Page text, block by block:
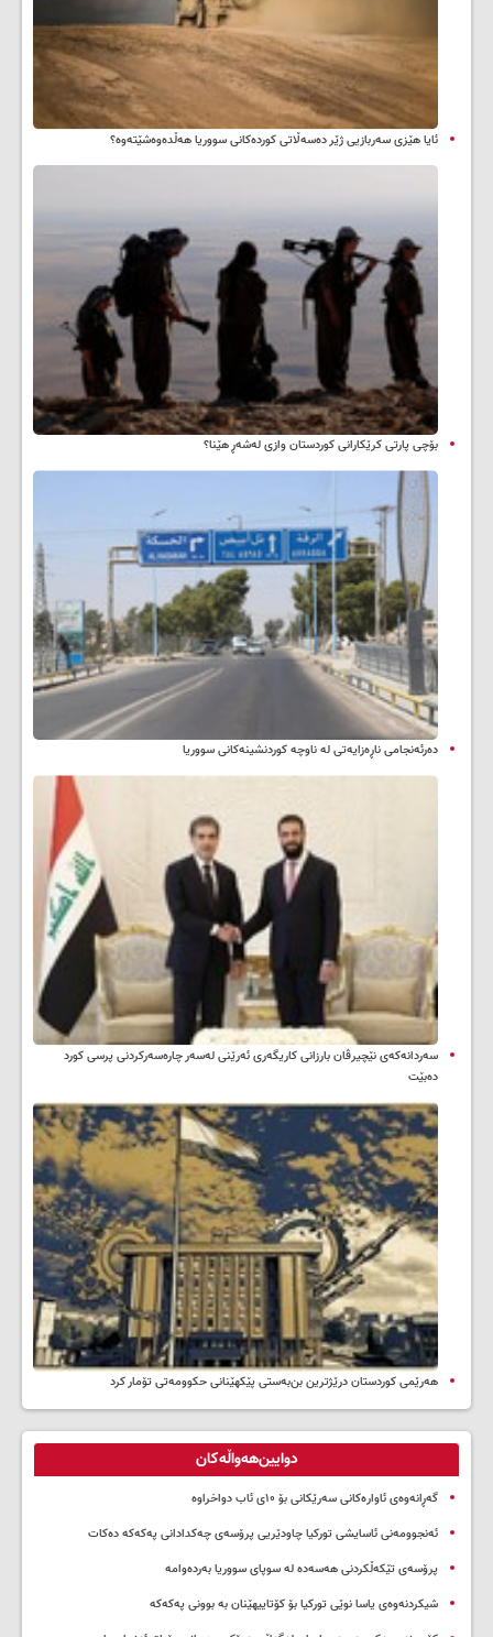
ئایا هێزی سەربازیی ژێر دەسەڵاتی کوردەکانی سووریا هەڵدەوەشێتەوە؟
بۆچی پارتی کرێکارانی کوردستان وازی لەشەڕ هێنا؟
دەرئەنجامی ناڕەزایەتی لە ناوچە کوردنشینەکانی سووریا
سه‌ردانه‌کەی نێچیرڤان بارزانی كاریگه‌ری ئه‌رێنی له‌سه‌ر چاره‌سه‌ركردنی پرسی كورد
ده‌بێت
هەرێمی کوردستان درێژترین بن‌بەستی پێکهێنانی حکوومەتی تۆمار کرد
دوایین‌هەواڵەکان
گەڕانەوەی ئاوارەکانی سەرێکانی بۆ ۱۰ی ئاب دواخراوە
ئەنجوومەنی ئاسایشی تورکیا چاودێریی پرۆسەی چەکدادانی پەکەکە دەکات
پرۆسەی تێکەڵکردنی هەسەدە لە سوپای سووریا بەردەوامە
شیکردنەوەی یاسا نوێی تورکیا بۆ کۆتاییهێنان بە بوونی پەکەکە